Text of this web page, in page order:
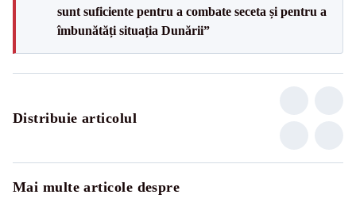
sunt suficiente pentru a combate seceta și pentru a
îmbunătăți situația Dunării”
Distribuie articolul
Mai multe articole despre